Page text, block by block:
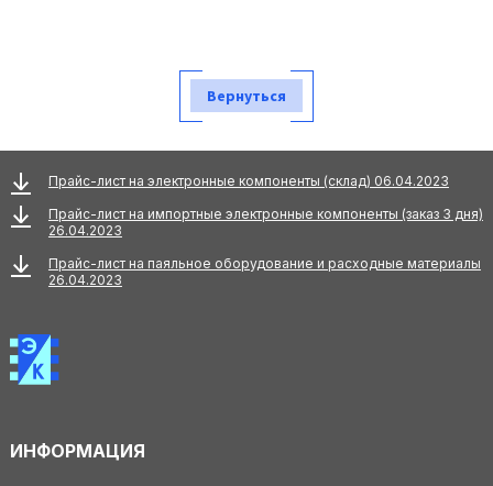
Вернуться
Прайс-лист на электронные компоненты (склад) 06.04.2023
Прайс-лист на импортные электронные компоненты (заказ 3 дня)
26.04.2023
Прайс-лист на паяльное оборудование и расходные материалы
26.04.2023
ИНФОРМАЦИЯ